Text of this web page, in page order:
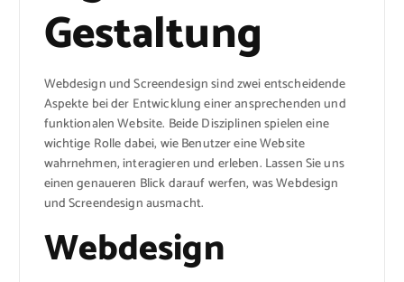
Gestaltung
Webdesign und Screendesign sind zwei entscheidende
Aspekte bei der Entwicklung einer ansprechenden und
funktionalen Website. Beide Disziplinen spielen eine
wichtige Rolle dabei, wie Benutzer eine Website
wahrnehmen, interagieren und erleben. Lassen Sie uns
einen genaueren Blick darauf werfen, was Webdesign
und Screendesign ausmacht.
Webdesign